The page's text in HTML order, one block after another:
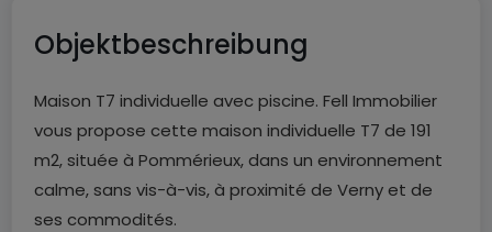
Objektbeschreibung
Maison T7 individuelle avec piscine. Fell Immobilier
vous propose cette maison individuelle T7 de 191
m2, située à Pommérieux, dans un environnement
calme, sans vis-à-vis, à proximité de Verny et de
ses commodités.